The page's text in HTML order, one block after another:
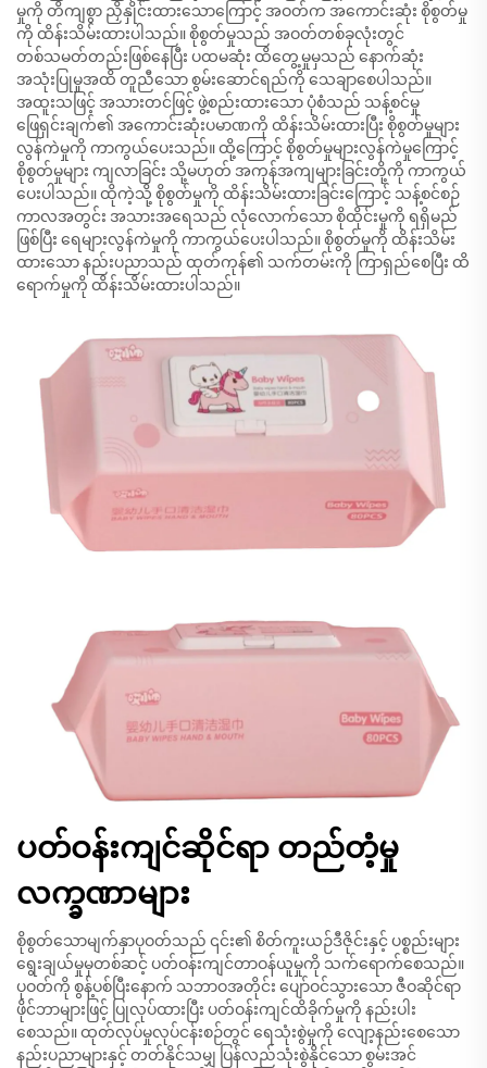
မှုကို တိကျစွာ ညှိနှိုင်းထားသောကြောင့် အဝတ်က အကောင်းဆုံး စိုစွတ်မှု
ကို ထိန်းသိမ်းထားပါသည်။ စိုစွတ်မှုသည် အဝတ်တစ်ခုလုံးတွင်
တစ်သမတ်တည်းဖြစ်နေပြီး ပထမဆုံး ထိတွေ့မှုမှသည် နောက်ဆုံး
အသုံးပြုမှုအထိ တူညီသော စွမ်းဆောင်ရည်ကို သေချာစေပါသည်။
အထူးသဖြင့် အသားတင်ဖြင့် ဖွဲ့စည်းထားသော ပုံစံသည် သန့်စင်မှု
ဖြေရှင်းချက်၏ အကောင်းဆုံးပမာဏကို ထိန်းသိမ်းထားပြီး စိုစွတ်မှုများ
လွန်ကဲမှုကို ကာကွယ်ပေးသည်။ ထို့ကြောင့် စိုစွတ်မှုများလွန်ကဲမှုကြောင့်
စိုစွတ်မှုများ ကျလာခြင်း သို့မဟုတ် အကုန်အကျများခြင်းတို့ကို ကာကွယ်
ပေးပါသည်။ ထိုကဲ့သို့ စိုစွတ်မှုကို ထိန်းသိမ်းထားခြင်းကြောင့် သန့်စင်စဉ်
ကာလအတွင်း အသားအရေသည် လုံလောက်သော စိုထိုင်းမှုကို ရရှိမည်
ဖြစ်ပြီး ရေများလွန်ကဲမှုကို ကာကွယ်ပေးပါသည်။ စိုစွတ်မှုကို ထိန်းသိမ်း
ထားသော နည်းပညာသည် ထုတ်ကုန်၏ သက်တမ်းကို ကြာရှည်စေပြီး ထိ
ရောက်မှုကို ထိန်းသိမ်းထားပါသည်။
ပတ်ဝန်းကျင်ဆိုင်ရာ တည်တံ့မှု
လက္ခဏာများ
စိုစွတ်သောမျက်နှာပုဝတ်သည် ၎င်း၏ စိတ်ကူးယဉ်ဒီဇိုင်းနှင့် ပစ္စည်းများ
ရွေးချယ်မှုမှတစ်ဆင့် ပတ်ဝန်းကျင်တာဝန်ယူမှုကို သက်ရောက်စေသည်။
ပုဝတ်ကို စွန့်ပစ်ပြီးနောက် သဘာဝအတိုင်း ပျော်ဝင်သွားသော ဇီဝဆိုင်ရာ
ဖိုင်ဘာများဖြင့် ပြုလုပ်ထားပြီး ပတ်ဝန်းကျင်ထိခိုက်မှုကို နည်းပါး
စေသည်။ ထုတ်လုပ်မှုလုပ်ငန်းစဉ်တွင် ရေသုံးစွဲမှုကို လျော့နည်းစေသော
နည်းပညာများနှင့် တတ်နိုင်သမျှ ပြန်လည်သုံးစွဲနိုင်သော စွမ်းအင်